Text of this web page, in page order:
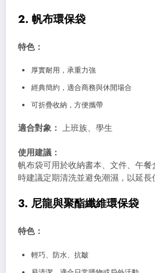
2. 帆布環保袋
特色：
厚實耐用，承重力強
經典簡約，適合商務與休閒場合
可折疊收納，方便攜帶
適合對象： 上班族、學生
使用建議：
帆布袋可用於收納書本、文件、午
時建議定期清洗並避免潮濕，以延長
3. 尼龍與聚酯纖維環保袋
特色：
輕巧、防水、抗皺